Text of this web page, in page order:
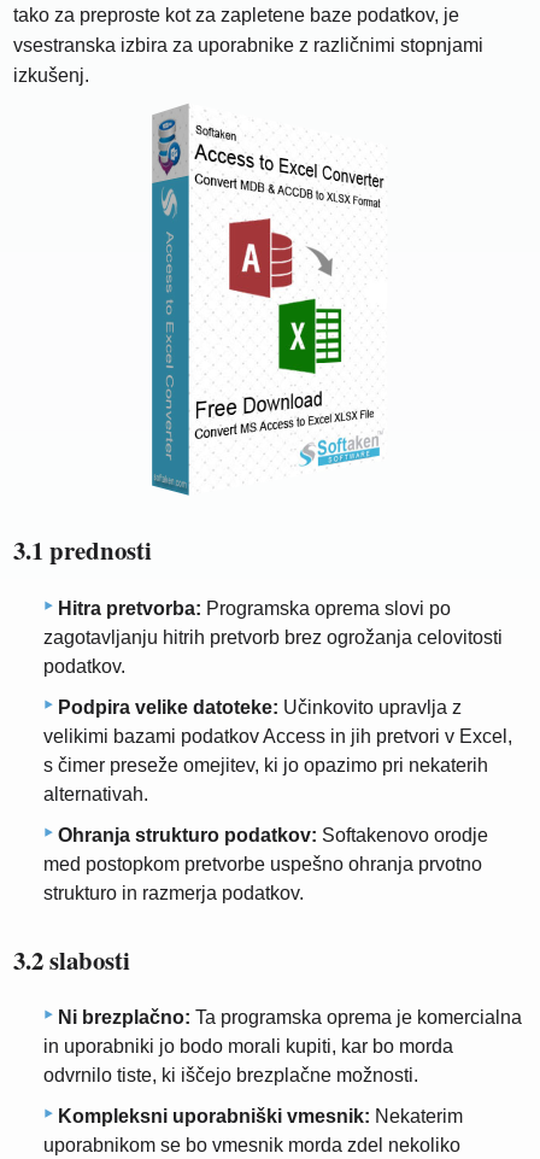
tako za preproste kot za zapletene baze podatkov, je
vsestranska izbira za uporabnike z različnimi stopnjami
izkušenj.
3.1 prednosti
Hitra pretvorba: Programska oprema slovi po
zagotavljanju hitrih pretvorb brez ogrožanja celovitosti
podatkov.
Podpira velike datoteke: Učinkovito upravlja z
velikimi bazami podatkov Access in jih pretvori v Excel,
s čimer preseže omejitev, ki jo opazimo pri nekaterih
alternativah.
Ohranja strukturo podatkov: Softakenovo orodje
med postopkom pretvorbe uspešno ohranja prvotno
strukturo in razmerja podatkov.
3.2 slabosti
Ni brezplačno: Ta programska oprema je komercialna
in uporabniki jo bodo morali kupiti, kar bo morda
odvrnilo tiste, ki iščejo brezplačne možnosti.
Kompleksni uporabniški vmesnik: Nekaterim
uporabnikom se bo vmesnik morda zdel nekoliko